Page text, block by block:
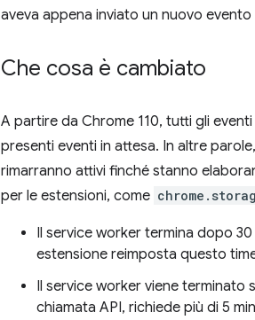
aveva appena inviato un nuovo evento
Che cosa è cambiato
A partire da Chrome 110, tutti gli
presenti eventi in attesa. In altre
rimarranno attivi finché stanno
per le estensioni, come
Il service worker termina dopo
estensione reimposta questo
Il service worker viene terminato
chiamata API, richiede più di 5